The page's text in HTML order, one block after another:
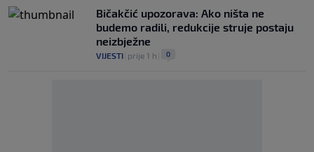
Bičakčić upozorava: Ako ništa ne
budemo radili, redukcije struje postaju
neizbježne
VIJESTI prije 1 h 0